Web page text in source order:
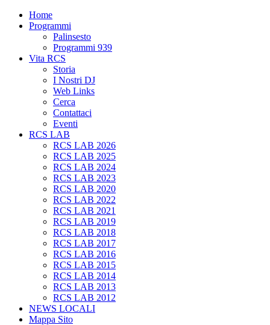
Home
Programmi
Palinsesto
Programmi 939
Vita RCS
Storia
I Nostri DJ
Web Links
Cerca
Contattaci
Eventi
RCS LAB
RCS LAB 2026
RCS LAB 2025
RCS LAB 2024
RCS LAB 2023
RCS LAB 2020
RCS LAB 2022
RCS LAB 2021
RCS LAB 2019
RCS LAB 2018
RCS LAB 2017
RCS LAB 2016
RCS LAB 2015
RCS LAB 2014
RCS LAB 2013
RCS LAB 2012
NEWS LOCALI
Mappa Sito